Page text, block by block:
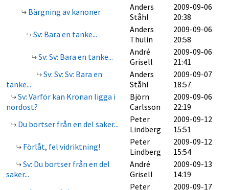
Bärgning av kanoner
Anders
Ståhl
2009-09-06
20:38
Sv: Bara en tanke...
Anders
Thulin
2009-09-06
20:58
Sv: Sv: Bara en tanke...
André
Grisell
2009-09-06
21:41
Sv: Sv: Sv: Bara en
tanke...
Anders
Ståhl
2009-09-07
18:57
Sv: Varför kan Kronan ligga i
nordost?
Björn
Carlsson
2009-09-06
22:19
Du bortser från en del saker...
Peter
Lindberg
2009-09-12
15:51
Förlåt, fel vidriktning!
Peter
Lindberg
2009-09-12
15:54
Sv: Du bortser från en del
saker...
André
Grisell
2009-09-13
14:19
Peter
2009-09-17